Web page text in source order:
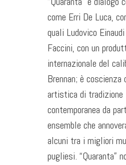
come Erri De Luca,
quali Ludovico
Faccini, con un
internazionale del
Brennan; è coscienza
artistica di tradizione
contemporanea da
ensemble che
alcuni tra i migliori
pugliesi. “Quaranta”